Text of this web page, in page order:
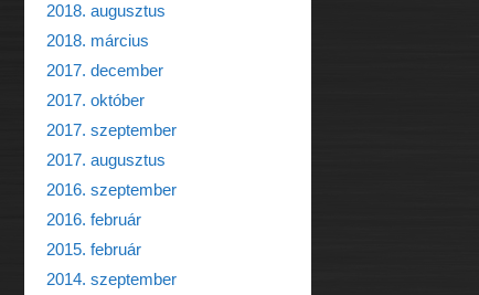
2018. augusztus
2018. március
2017. december
2017. október
2017. szeptember
2017. augusztus
2016. szeptember
2016. február
2015. február
2014. szeptember